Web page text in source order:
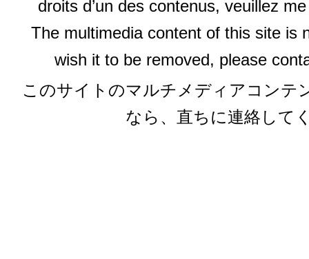
droits d’un des contenus, veuillez
The multimedia content of this site is
wish it to be removed, please
このサイトのマルチメディアコンテ
なら、直ちに連絡して